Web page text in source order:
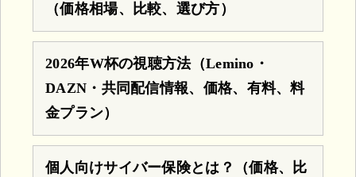
（価格相場、比較、選び方）
2026年W杯の視聴方法（Lemino・
DAZN・共同配信情報、価格、有料、料
金プラン）
個人向けサイバー保険とは？（価格、比